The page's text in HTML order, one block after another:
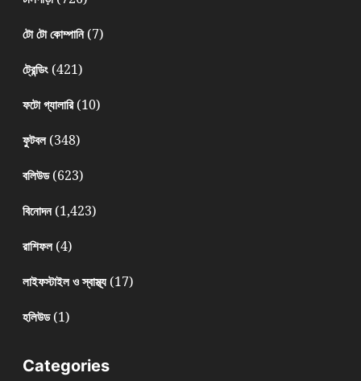
টো টো কোম্পানি(7)
ট্রেন্ডিং(421)
ফটো গ্যালারি(10)
ফুটবল(348)
বলিউড(623)
বিনোদন(1,423)
রাশিফল(4)
লাইফস্টাইল ও স্বাস্থ্য(17)
হলিউড(1)
Categories